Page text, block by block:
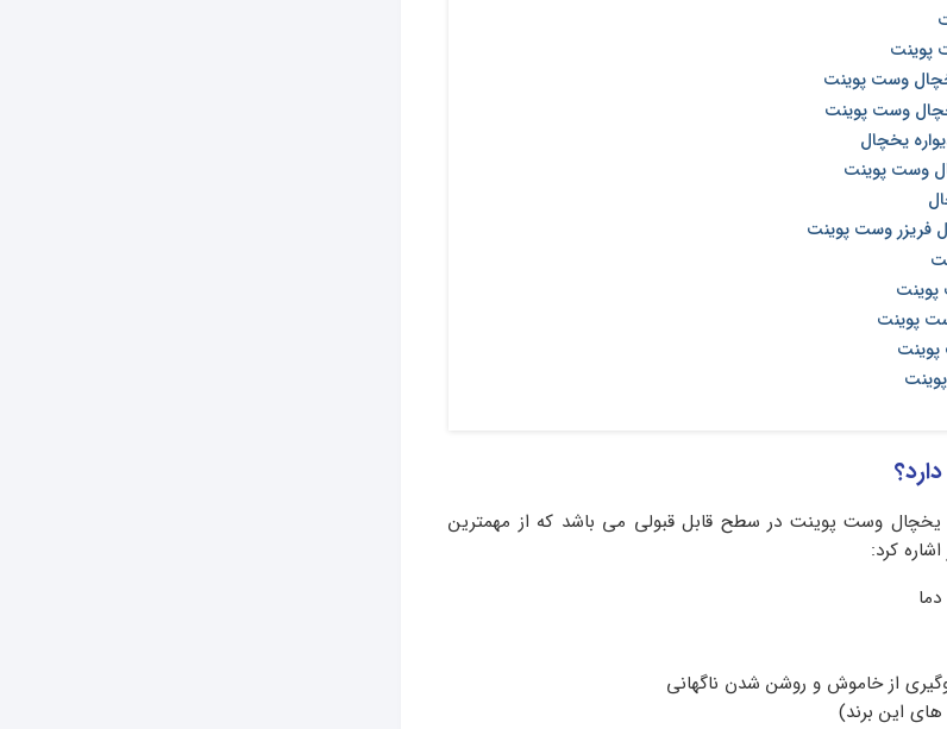
پوینت
وست پوینت
وست پوینت
یخچال
وست پوینت
فریزر وست پوینت
پوینت
یخچال وست پوینت در سطح قابل قبولی می باشد که از مهمترین
کرد:
از خاموش و روشن شدن ناگهانی
این برند)